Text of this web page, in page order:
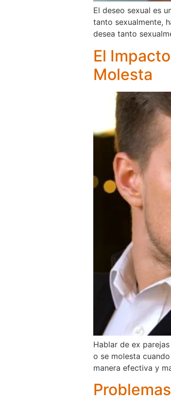
El deseo sexual es
tanto sexualmente,
desea tanto
El
Molesta
Hablar de ex
o se molesta
manera efectiva y